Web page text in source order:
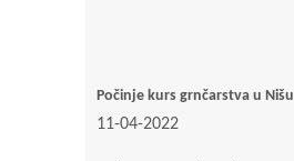
Počinje kurs grnčarstva u Nišu
11-04-2022